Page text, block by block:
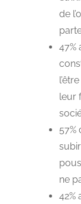
de
47%
leur
57%
ne
42%